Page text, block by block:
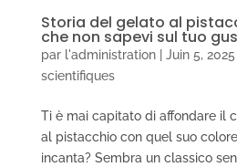
Storia del gelato al
che non sapevi sul tuo
par l'administration| Juin 5, 2025
scientifiques
Ti è mai capitato di affondare il
al pistacchio con quel suo
incanta? Sembra un classico